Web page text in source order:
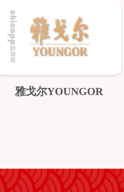
雅戈尔YOUNGOR